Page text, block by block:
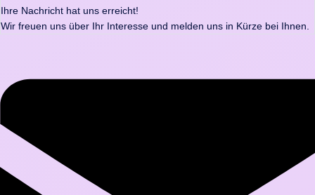
Ihre Nachricht hat uns erreicht!
Wir freuen uns über Ihr Interesse und melden uns in Kürze bei Ihnen.